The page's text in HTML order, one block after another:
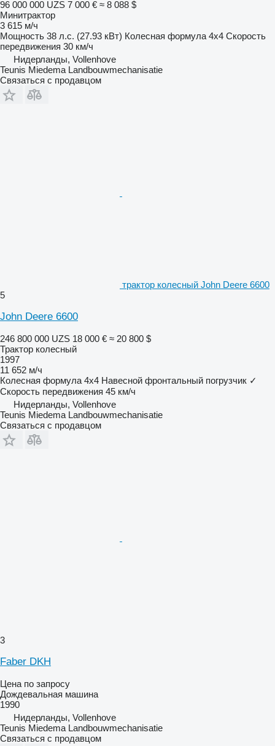
96 000 000 UZS 7 000 € ≈ 8 088 $
Минитрактор
3 615 м/ч
Мощность 38 л.с. (27.93 кВт) Колесная формула 4x4 Скорость
передвижения 30 км/ч
Нидерланды, Vollenhove
Teunis Miedema Landbouwmechanisatie
Связаться с продавцом
трактор колесный John Deere 6600
5
John Deere 6600
246 800 000 UZS 18 000 € ≈ 20 800 $
Трактор колесный
1997
11 652 м/ч
Колесная формула 4x4 Навесной фронтальный погрузчик ✓
Скорость передвижения 45 км/ч
Нидерланды, Vollenhove
Teunis Miedema Landbouwmechanisatie
Связаться с продавцом
3
Faber DKH
Цена по запросу
Дождевальная машина
1990
Нидерланды, Vollenhove
Teunis Miedema Landbouwmechanisatie
Связаться с продавцом